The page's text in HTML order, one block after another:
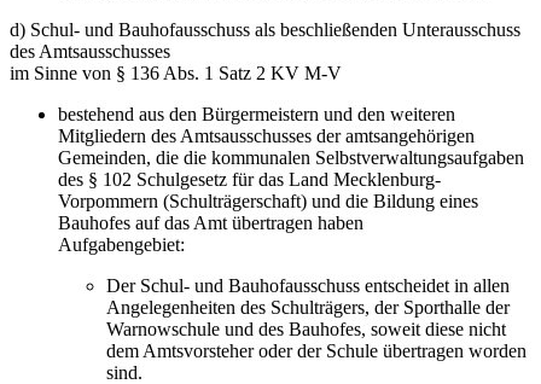
d) Schul- und Bauhofausschuss als beschließenden Unterausschuss
des Amtsausschusses
im Sinne von § 136 Abs. 1 Satz 2 KV M-V
bestehend aus den Bürgermeistern und den weiteren
Mitgliedern des Amtsausschusses der amtsangehörigen
Gemeinden, die die kommunalen Selbstverwaltungsaufgaben
des § 102 Schulgesetz für das Land Mecklenburg-
Vorpommern (Schulträgerschaft) und die Bildung eines
Bauhofes auf das Amt übertragen haben
Aufgabengebiet:
Der Schul- und Bauhofausschuss entscheidet in allen
Angelegenheiten des Schulträgers, der Sporthalle der
Warnowschule und des Bauhofes, soweit diese nicht
dem Amtsvorsteher oder der Schule übertragen worden
sind.